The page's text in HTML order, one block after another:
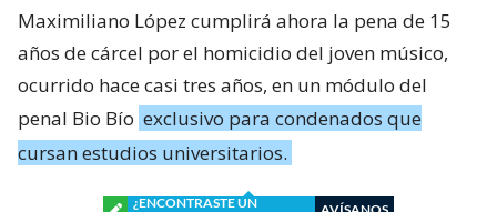
Maximiliano López cumplirá ahora la pena de 15
años de cárcel por el homicidio del joven músico,
ocurrido hace casi tres años, en un módulo del
penal Bio Bío exclusivo para condenados que
cursan estudios universitarios.
¿ENCONTRASTE UN